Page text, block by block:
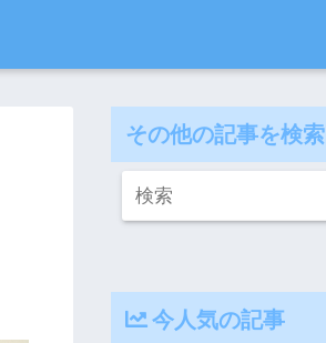
その他の記事を検索
今人気の記事